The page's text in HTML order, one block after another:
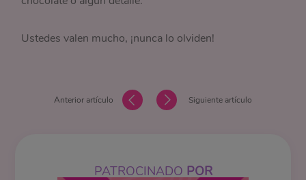
Ustedes valen mucho, ¡nunca lo olviden!
Anterior artículo Siguiente artículo
PATROCINADO POR